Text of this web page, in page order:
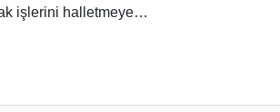
işlerini halletmeye…